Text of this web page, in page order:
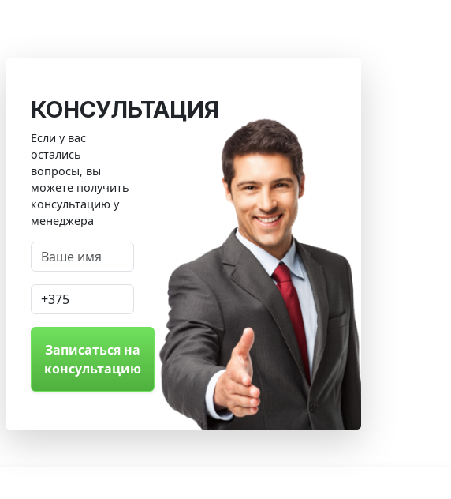
КОНСУЛЬТАЦИЯ
Если у вас
остались
вопросы, вы
можете получить
консультацию у
менеджера
Записаться на
консультацию